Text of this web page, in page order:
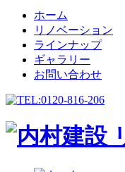
ホーム
リノベーション
ラインナップ
ギャラリー
お問い合わせ